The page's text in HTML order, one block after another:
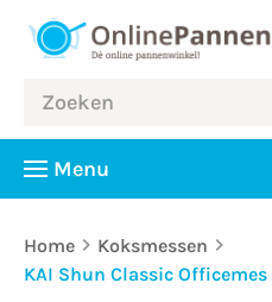
Menu
Home
Koksmessen
KAI Shun Classic Officemes